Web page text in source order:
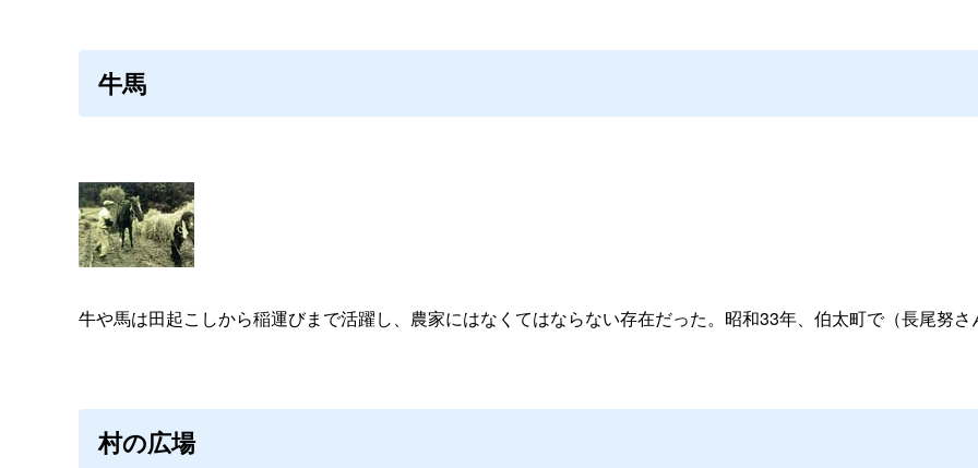
牛馬
牛や馬は田起こしから稲運びまで活躍し、農家にはなくてはならない存在だった。昭和33年、伯太町で（長尾努さ
村の広場